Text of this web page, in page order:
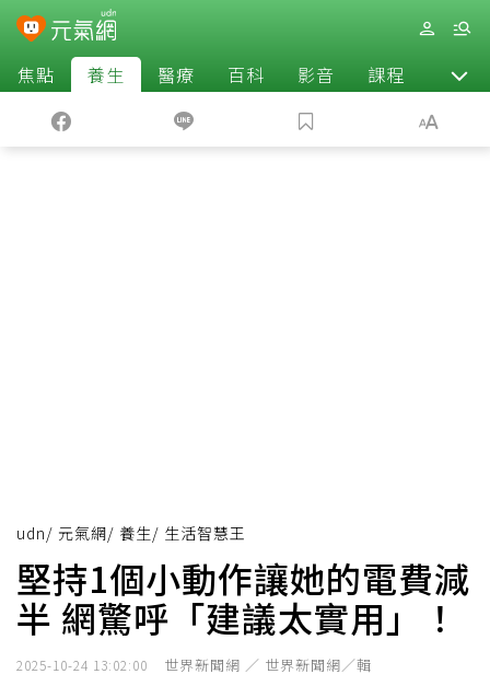
焦點 養生 醫療 百科 影音 課程 退休
udn/ 元氣網/ 養生/ 生活智慧王
堅持1個小動作讓她的電費減
半 網驚呼「建議太實用」！
2025-10-24 13:02:00 世界新聞網 ／ 世界新聞網／輯